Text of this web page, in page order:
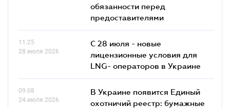
обязанности перед
предоставителями
11.25
28 июля 2026
С 28 июля - новые
лицензионные условия для
LNG- операторов в Украине
09.08
24 июля 2026
В Украине появится Единый
охотничий реестр: бумажные